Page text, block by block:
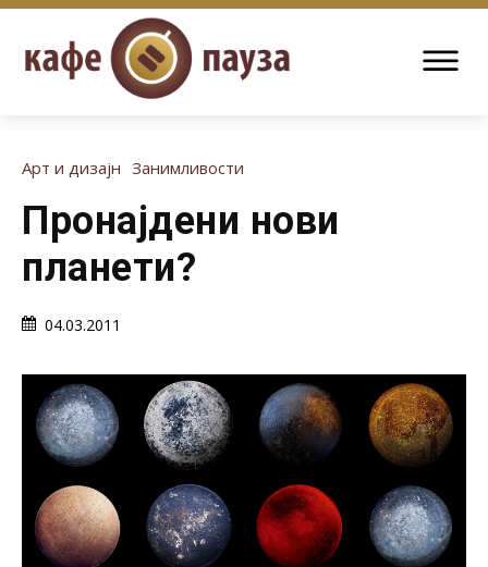
Арт и дизајн Занимливости
Пронајдени нови
планети?
04.03.2011